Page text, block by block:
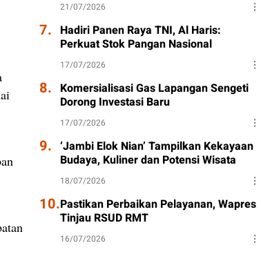
21/07/2026
7. Hadiri Panen Raya TNI, Al Haris:
Perkuat Stok Pangan Nasional
17/07/2026
8. Komersialisasi Gas Lapangan Sengeti
Dorong Investasi Baru
17/07/2026
9. ‘Jambi Elok Nian’ Tampilkan Kekayaan
Budaya, Kuliner dan Potensi Wisata
18/07/2026
10.Pastikan Perbaikan Pelayanan, Wapres
Tinjau RSUD RMT
16/07/2026